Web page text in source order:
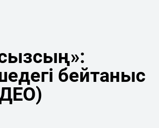
бейтаныс